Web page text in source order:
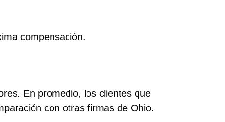
compensación.
En promedio, los clientes que
con otras firmas de Ohio.